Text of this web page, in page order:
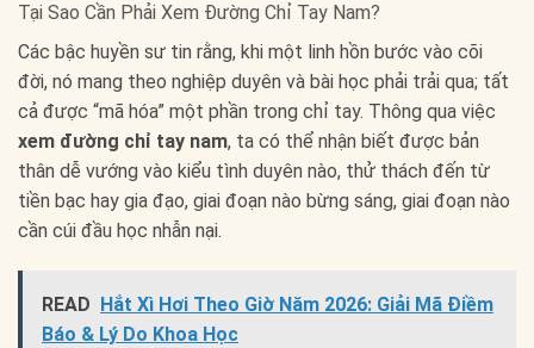
Tại Sao Cần Phải Xem Đường Chỉ Tay Nam?
Các bậc huyền sư tin rằng, khi một linh hồn bước vào cõi
đời, nó mang theo nghiệp duyên và bài học phải trải qua; tất
cả được “mã hóa” một phần trong chỉ tay. Thông qua việc
xem đường chỉ tay nam, ta có thể nhận biết được bản
thân dễ vướng vào kiểu tình duyên nào, thử thách đến từ
tiền bạc hay gia đạo, giai đoạn nào bừng sáng, giai đoạn nào
cần cúi đầu học nhẫn nại.
READ
Hắt Xì Hơi Theo Giờ Năm 2026: Giải Mã Điềm
Báo & Lý Do Khoa Học